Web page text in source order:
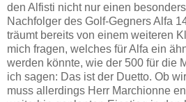
den Alfisti nicht nur einen
Nachfolger des Golf-Gegners Alfa
träumt bereits von einem weiteren
mich fragen, welches für Alfa ein
werden könnte, wie der 500 für die
ich sagen: Das ist der Duetto. Ob
muss allerdings Herr Marchionne